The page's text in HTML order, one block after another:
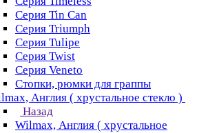
Серия Tin Can
Серия Triumph
Серия Tulipe
Серия Twist
Серия Veneto
Стопки, рюмки для граппы
Англия ( хрустальное стекло )
Назад
Wilmax, Англия ( хрустальное